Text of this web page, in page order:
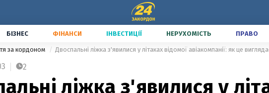
БІЗНЕС ФІНАНСИ ІНВЕСТИЦІЇ НЕРУХОМІСТЬ ПРАВО
за кордоном Двоспальні ліжка з'явилися у літаках відомої авіакомпанії: як це
2
ліжка з'явилися у